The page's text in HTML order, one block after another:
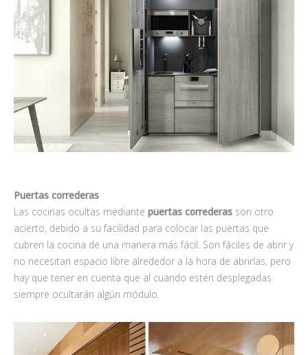
Puertas correderas
Las cocinas ocultas mediante puertas correderas son otro
acierto, debido a su facilidad para colocar las puertas que
cubren la cocina de una manera más fácil. Son fáciles de abrir y
no necesitan espacio libre alrededor a la hora de abrirlas, pero
hay que tener en cuenta que al cuando estén desplegadas
siempre ocultarán algún módulo.